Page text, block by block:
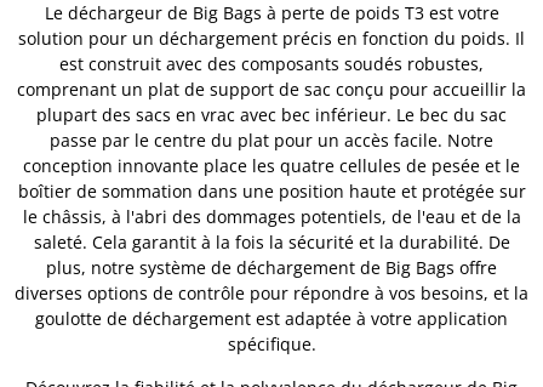
Le déchargeur de Big Bags à perte de poids T3 est votre
solution pour un déchargement précis en fonction du poids. Il
est construit avec des composants soudés robustes,
comprenant un plat de support de sac conçu pour accueillir la
plupart des sacs en vrac avec bec inférieur. Le bec du sac
passe par le centre du plat pour un accès facile. Notre
conception innovante place les quatre cellules de pesée et le
boîtier de sommation dans une position haute et protégée sur
le châssis, à l'abri des dommages potentiels, de l'eau et de la
saleté. Cela garantit à la fois la sécurité et la durabilité. De
plus, notre système de déchargement de Big Bags offre
diverses options de contrôle pour répondre à vos besoins, et la
goulotte de déchargement est adaptée à votre application
spécifique.